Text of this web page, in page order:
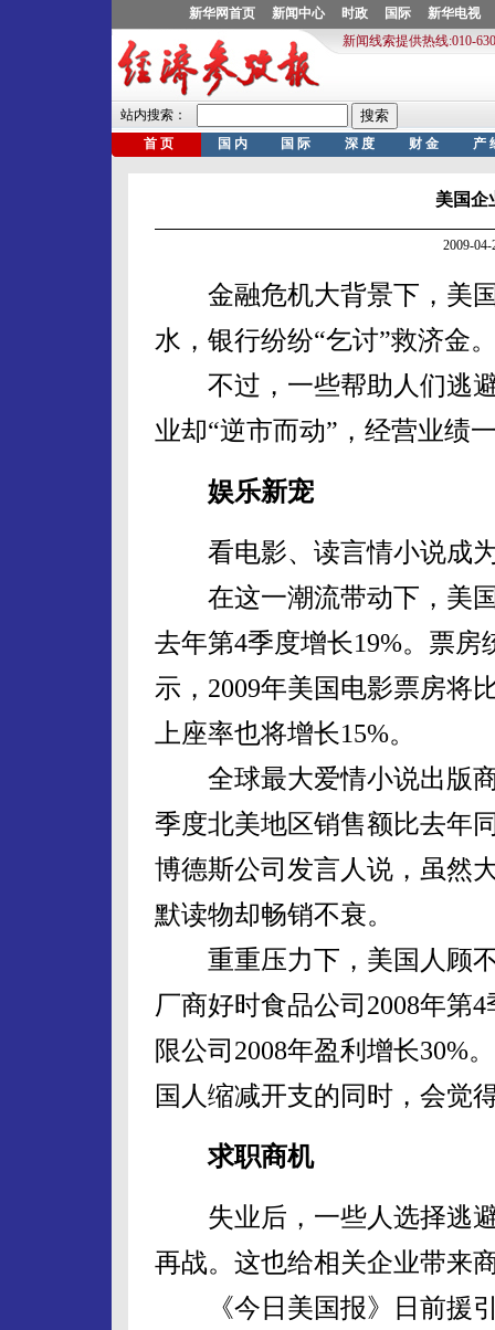
美国企
2009-
金融危机大背景下，美国
水，银行纷纷“乞讨”救济金
不过，一些帮助人们逃避
业却“逆市而动”，经营业绩
娱乐新宠
看电影、读言情小说成为
在这一潮流带动下，美国
去年第4季度增长19%。票
示，2009年美国电影票房将
上座率也将增长15%。
全球最大爱情小说出版商
季度北美地区销售额比去年
博德斯公司发言人说，虽然
默读物却畅销不衰。
重重压力下，美国人顾不
厂商好时食品公司2008年第
限公司2008年盈利增长30%
国人缩减开支的同时，会觉
求职商机
失业后，一些人选择逃避
再战。这也给相关企业带来
《今日美国报》日前援引